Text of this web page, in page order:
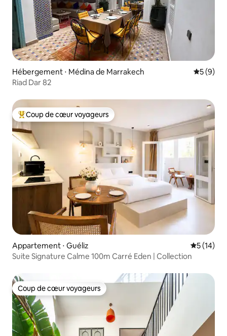
Hébergement ⋅ Médina de Marrakech
5 (9)
Riad Dar 82
Coups de cœur voyageurs les plus appréciés
Coup de cœur voyageurs
Appartement ⋅ Guéliz
5 (14)
Suite Signature Calme 100m Carré Eden | Collection
Coup de cœur voyageurs
Coup de cœur voyageurs